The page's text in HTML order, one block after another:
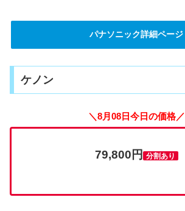
パナソニック詳細ページ
ケノン
＼8月08日今日の価格／
79,800円 分割あり